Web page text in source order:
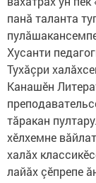
панă таланта
Хусанти
Тухăçри
Канашӗн
тăракан
хӗлхемне
халăх
лайăх çӗпрепе